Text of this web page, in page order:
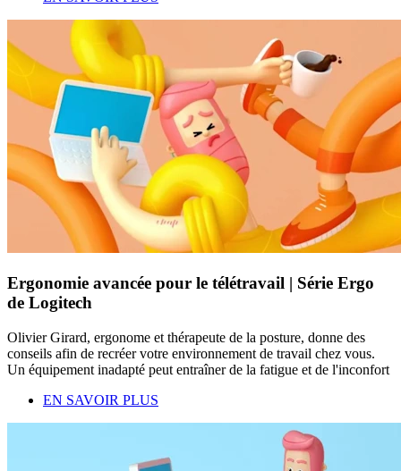
Ergonomie avancée pour le télétravail | Série Ergo
de Logitech
Olivier Girard, ergonome et thérapeute de la posture, donne des
conseils afin de recréer votre environnement de travail chez vous.
Un équipement inadapté peut entraîner de la fatigue et de l'inconfort
EN SAVOIR PLUS